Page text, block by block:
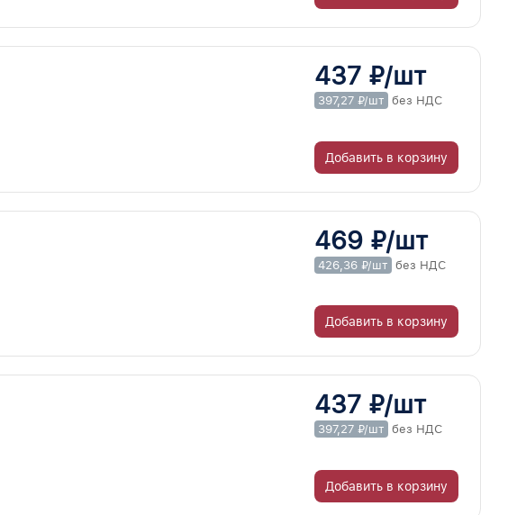
437 ₽/шт
397,27 ₽/шт без НДС
Добавить в корзину
469 ₽/шт
426,36 ₽/шт без НДС
Добавить в корзину
437 ₽/шт
397,27 ₽/шт без НДС
Добавить в корзину